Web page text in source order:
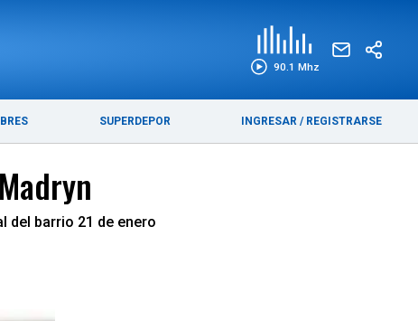
90.1 Mhz
SUPERDEPOR INGRESAR / REGISTRARSE
del barrio 21 de enero